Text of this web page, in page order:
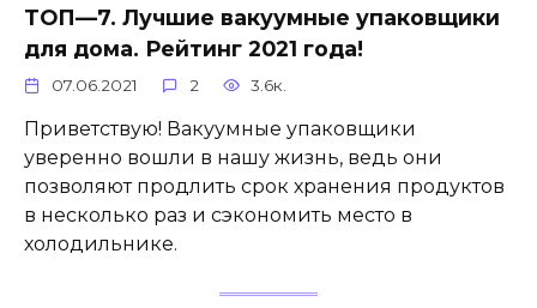
ТОП—7. Лучшие вакуумные упаковщики
для дома. Рейтинг 2021 года!
07.06.2021 2 3.6к.
Приветствую! Вакуумные упаковщики
уверенно вошли в нашу жизнь, ведь они
позволяют продлить срок хранения продуктов
в несколько раз и сэкономить место в
холодильнике.